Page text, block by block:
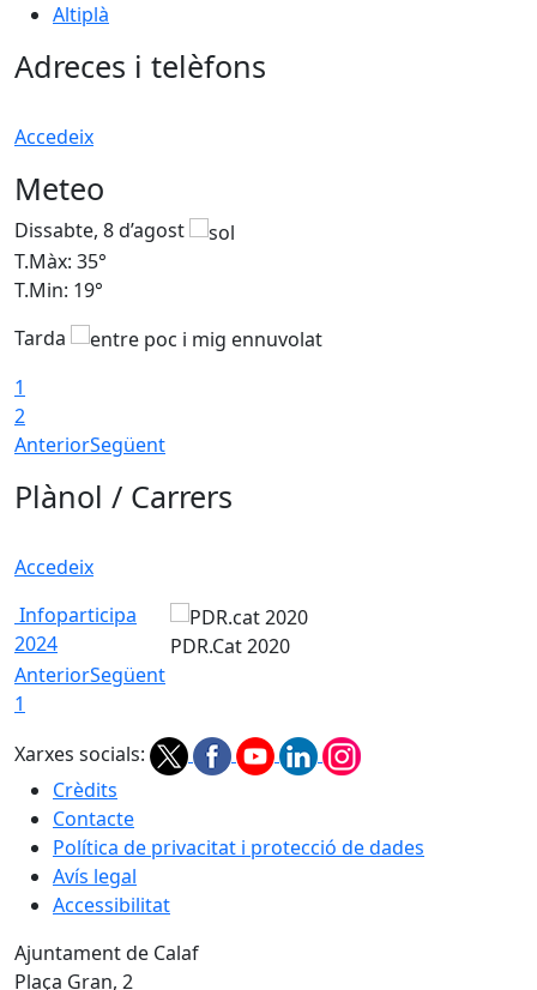
Altiplà
Adreces i telèfons
Accedeix
Meteo
Dissabte, 8 d’agost
T.Màx: 35°
T.Min: 19°
Tarda
1
2
AnteriorSegüent
Plànol / Carrers
Accedeix
Infoparticipa
2024
PDR.Cat 2020
AnteriorSegüent
1
Xarxes socials:
Crèdits
Contacte
Política de privacitat i protecció de dades
Avís legal
Accessibilitat
Ajuntament de Calaf
Plaça Gran, 2